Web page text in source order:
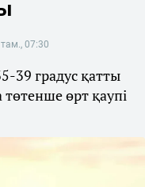
07:30
39 градус қатты
өрт қаупі